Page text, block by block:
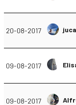
20-08-2017
09-08-2017
09-08-2017